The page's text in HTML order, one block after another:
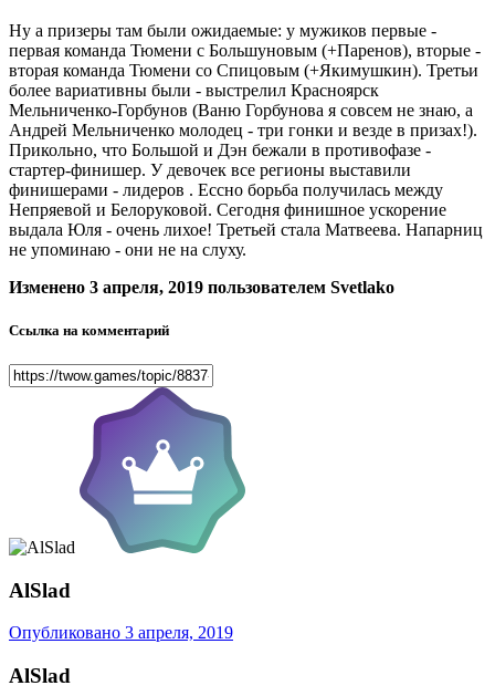
Ну а призеры там были ожидаемые: у мужиков первые -
первая команда Тюмени с Большуновым (+Паренов), вторые -
вторая команда Тюмени со Спицовым (+Якимушкин). Третьи
более вариативны были - выстрелил Красноярск
Мельниченко-Горбунов (Ваню Горбунова я совсем не знаю, а
Андрей Мельниченко молодец - три гонки и везде в призах!).
Прикольно, что Большой и Дэн бежали в противофазе -
стартер-финишер. У девочек все регионы выставили
финишерами - лидеров . Ессно борьба получилась между
Непряевой и Белоруковой. Сегодня финишное ускорение
выдала Юля - очень лихое! Третьей стала Матвеева. Напарниц
не упоминаю - они не на слуху.
Изменено 3 апреля, 2019 пользователем Svetlako
Ссылка на комментарий
AlSlad
Опубликовано 3 апреля, 2019
AlSlad